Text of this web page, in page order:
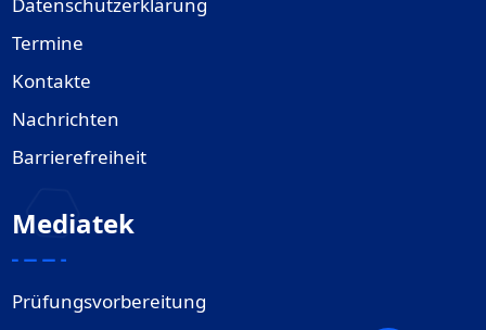
Termine
Kontakte
Nachrichten
Barrierefreiheit
Mediatek
Prüfungsvorbereitung